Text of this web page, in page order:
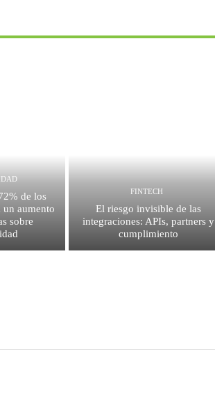
de los
un aumento
sobre
FINTECH
El riesgo invisible de las
integraciones: APIs, partners y
cumplimiento